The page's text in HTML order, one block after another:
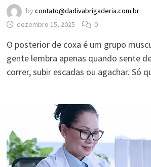
by contato@dadivabrigaderia.com.br
dezembro 15, 2025
0
O posterior de coxa é um grupo
gente lembra apenas quando sente
correr, subir escadas ou agachar. Só